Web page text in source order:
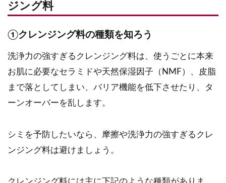
ジング料
①クレンジング料の種類を知ろう
洗浄力の強すぎるクレンジング料は、使うごとに本来
お肌に必要なセラミドや天然保湿因子（NMF）、皮脂
まで落としてしまい、バリア機能を低下させたり、タ
ーンオーバーを乱します。
シミを予防したいなら、摩擦や洗浄力の強すぎるクレ
ンジング料は避けましょう。